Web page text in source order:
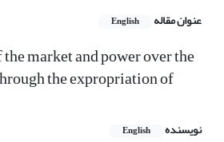
عنوان مقاله English
market and power over the
the expropriation of
نویسنده English